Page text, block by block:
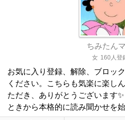
ちみたん
女 160人登
お気に入り登録、解除、ブロッ
ください。こちらも気楽に楽し
ただき、ありがとうございます
ときから本格的に読み聞かせを